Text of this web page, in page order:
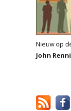
Nieuw op
John